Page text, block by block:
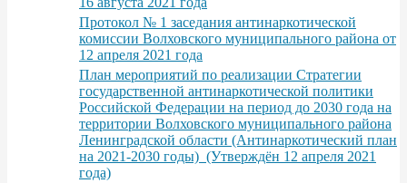
Протокол № 1 заседания антинаркотической
комиссии Волховского муниципального района от
12 апреля 2021 года
План мероприятий по реализации Стратегии
государственной антинаркотической политики
Российской Федерации на период до 2030 года на
территории Волховского муниципального района
Ленинградской области (Антинаркотический план
на 2021-2030 годы) (Утверждён 12 апреля 2021
года)